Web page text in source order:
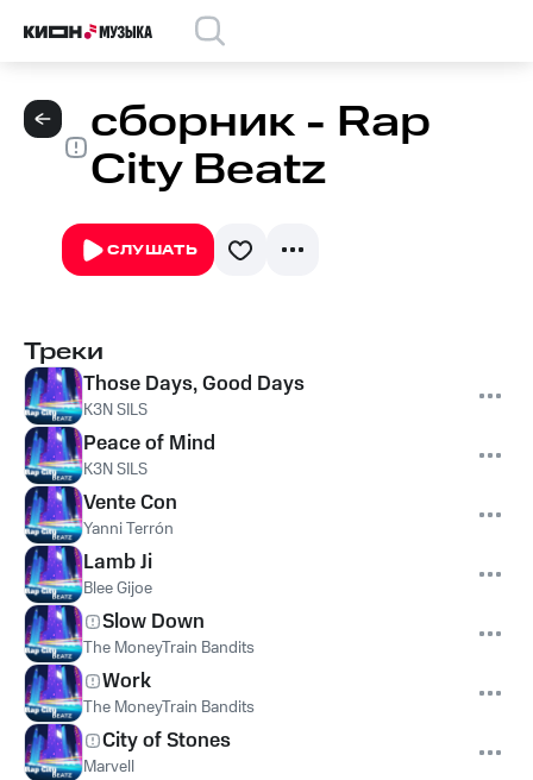
сборник - Rap
City Beatz
СЛУШАТЬ
Треки
Those Days, Good Days
K3N SILS
Peace of Mind
K3N SILS
Vente Con
Yanni Terrón
Lamb Ji
Blee Gijoe
Slow Down
The MoneyTrain Bandits
Work
The MoneyTrain Bandits
City of Stones
Marvell